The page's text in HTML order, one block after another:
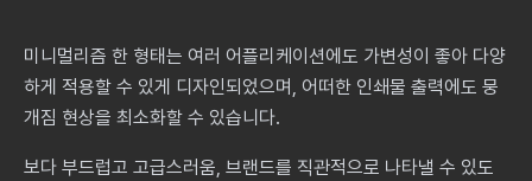
미니멀리즘 한 형태는 여러 어플리케이션에도 가변성이 좋아 다양
하게 적용할 수 있게 디자인되었으며, 어떠한 인쇄물 출력에도 뭉
개짐 현상을 최소화할 수 있습니다.
보다 부드럽고 고급스러움, 브랜드를 직관적으로 나타낼 수 있도